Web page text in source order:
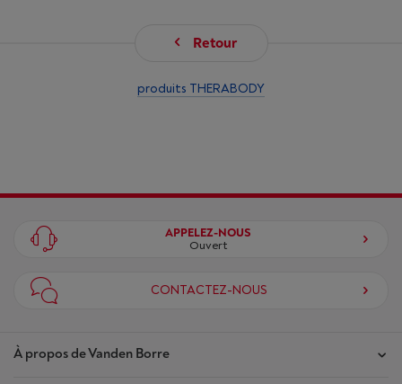
Retour
produits THERABODY
À propos de Vanden Borre
APPELEZ-NOUS
Ouvert
CONTACTEZ-NOUS